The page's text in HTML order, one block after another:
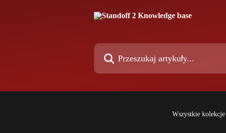
Przeszukaj artykuły...
Wszystkie kolekcje